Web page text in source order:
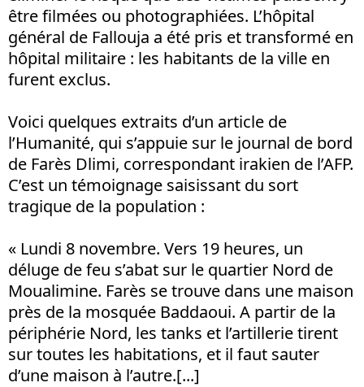
être filmées ou photographiées. L’hôpital
général de Fallouja a été pris et transformé en
hôpital militaire : les habitants de la ville en
furent exclus.
Voici quelques extraits d’un article de
l’Humanité, qui s’appuie sur le journal de bord
de Farès Dlimi, correspondant irakien de l’AFP.
C’est un témoignage saisissant du sort
tragique de la population :
« Lundi 8 novembre. Vers 19 heures, un
déluge de feu s’abat sur le quartier Nord de
Moualimine. Farès se trouve dans une maison
près de la mosquée Baddaoui. A partir de la
périphérie Nord, les tanks et l’artillerie tirent
sur toutes les habitations, et il faut sauter
d’une maison à l’autre.[...]